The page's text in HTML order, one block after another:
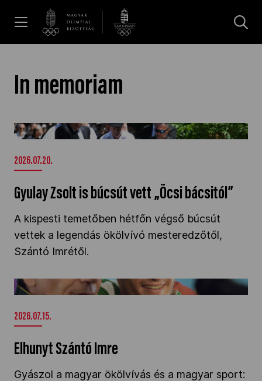
Dakar 2026
Los Angeles 2028
MOB
Kettőskarrier-program
NOB
Társszervezetek
In memoriam
Gyulay Zsolt is búcsút vett „Öcsi bácsitól”" />
2026.07.20.
Gyulay Zsolt is búcsút vett „Öcsi bácsitól”
A kispesti temetőben hétfőn végső búcsút
vettek a legendás ökölvívó mesteredzőtől,
Szántó Imrétől.
Elhunyt Szántó Imre" />
2026.07.15.
Elhunyt Szántó Imre
Gyászol a magyar ökölvívás és a magyar sport: